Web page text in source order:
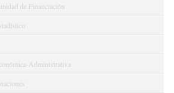
de Financiación
Administrativa